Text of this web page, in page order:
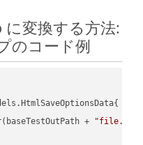
に変換する方法:
のコード例
+